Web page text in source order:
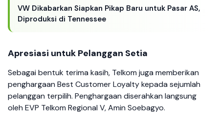
VW Dikabarkan Siapkan Pikap Baru untuk Pasar AS,
Diproduksi di Tennessee
Apresiasi untuk Pelanggan Setia
Sebagai bentuk terima kasih, Telkom juga memberikan
penghargaan Best Customer Loyalty kepada sejumlah
pelanggan terpilih. Penghargaan diserahkan langsung
oleh EVP Telkom Regional V, Amin Soebagyo.